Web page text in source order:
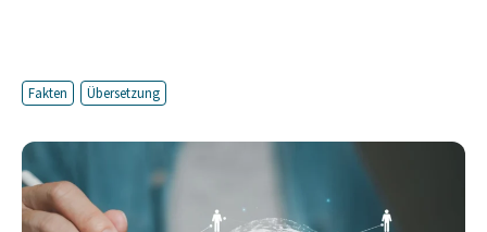
Fakten Übersetzung